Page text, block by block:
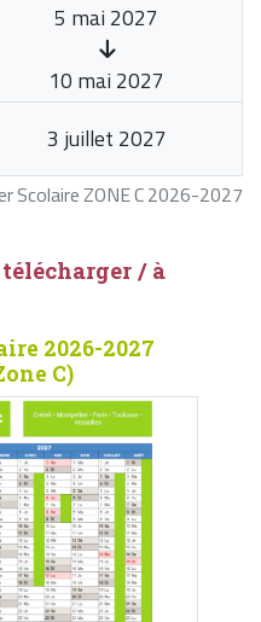
Scolaire ZONE C 2026-2027
5 mai 2027
10 mai 2027
3 juillet 2027
/ à
2026-2027
C)